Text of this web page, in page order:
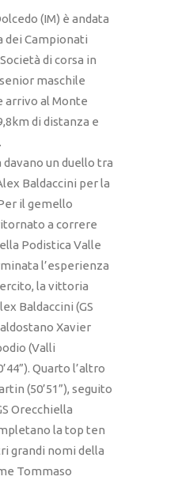
(IM) è andata
dei Campionati
di corsa in
maschile
arrivo al Monte
di distanza e
un duello tra
Baldaccini per la
il gemello
a correre
Podistica Valle
l’esperienza
la vittoria
Baldaccini (GS
Xavier
(Valli
Quarto l’altro
(50’51”), seguito
Orecchiella
la top ten
grandi nomi della
Tommaso